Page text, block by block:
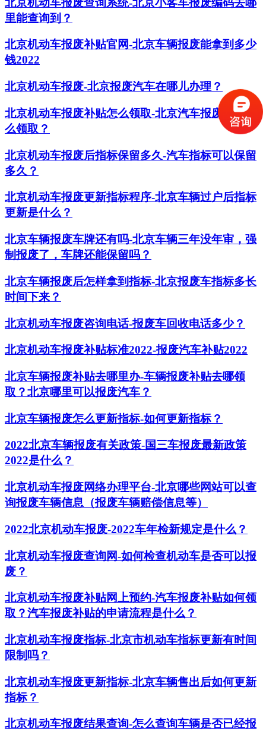
北京机动车报废查询系统-北京小客车报废编码去哪
里能查询到？
北京机动车报废补贴官网-北京车辆报废能拿到多少
钱2022
北京机动车报废-北京报废汽车在哪儿办理？
北京机动车报废补贴怎么领取-北京汽车报废补贴怎
么领取？
北京机动车报废后指标保留多久-汽车指标可以保留
多久？
北京机动车报废更新指标程序-北京车辆过户后指标
更新是什么？
北京车辆报废车牌还有吗-北京车辆三年没年审，强
制报废了，车牌还能保留吗？
北京车辆报废后怎样拿到指标-北京报废车指标多长
时间下来？
北京机动车报废咨询电话-报废车回收电话多少？
北京机动车报废补贴标准2022-报废汽车补贴2022
北京车辆报废补贴去哪里办-车辆报废补贴去哪领
取？北京哪里可以报废汽车？
北京车辆报废怎么更新指标-如何更新指标？
2022北京车辆报废有关政策-国三车报废最新政策
2022是什么？
北京机动车报废网络办理平台-北京哪些网站可以查
询报废车辆信息（报废车辆赔偿信息等）
2022北京机动车报废-2022车年检新规定是什么？
北京机动车报废查询网-如何检查机动车是否可以报
废？
北京机动车报废补贴网上预约-汽车报废补贴如何领
取？汽车报废补贴的申请流程是什么？
北京机动车报废指标-北京市机动车指标更新有时间
限制吗？
北京机动车报废更新指标-北京车辆售出后如何更新
指标？
北京机动车报废结果查询-怎么查询车辆是否已经报